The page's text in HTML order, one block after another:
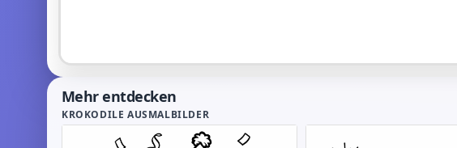
Mehr entdecken
KROKODILE AUSMALBILDER